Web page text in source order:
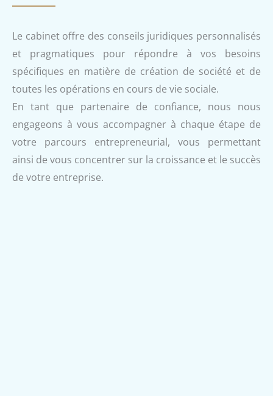
Le cabinet offre des conseils juridiques personnalisés
et pragmatiques pour répondre à vos besoins
spécifiques en matière de création de société et de
toutes les opérations en cours de vie sociale.
En tant que partenaire de confiance, nous nous
engageons à vous accompagner à chaque étape de
votre parcours entrepreneurial, vous permettant
ainsi de vous concentrer sur la croissance et le succès
de votre entreprise.